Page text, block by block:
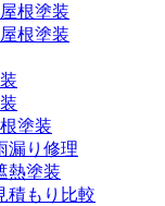
根塗装
根塗装
塗装
漏り修理
熱塗装
積もり比較